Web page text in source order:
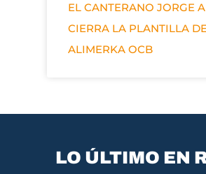
EL CANTERANO JORGE
CIERRA LA PLANTILLA
ALIMERKA OCB
LO ÚLTIMO EN